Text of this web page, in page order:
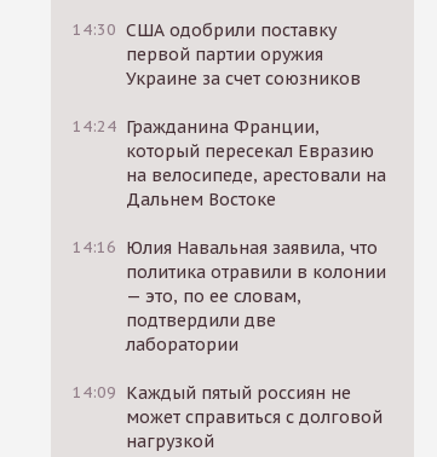
14:30 США одобрили поставку
первой партии оружия
Украине за счет союзников
14:24 Гражданина Франции,
который пересекал Евразию
на велосипеде, арестовали на
Дальнем Востоке
14:16 Юлия Навальная заявила, что
политика отравили в колонии
— это, по ее словам,
подтвердили две
лаборатории
14:09 Каждый пятый россиян не
может справиться с долговой
нагрузкой